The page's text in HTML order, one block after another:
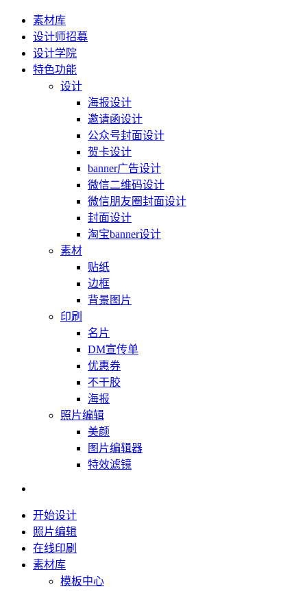
素材库
设计师招募
设计学院
特色功能
设计
海报设计
邀请函设计
公众号封面设计
贺卡设计
banner广告设计
微信二维码设计
微信朋友圈封面设计
封面设计
淘宝banner设计
素材
贴纸
边框
背景图片
印刷
名片
DM宣传单
优惠券
不干胶
海报
照片编辑
美颜
图片编辑器
特效滤镜
开始设计
照片编辑
在线印刷
素材库
模板中心